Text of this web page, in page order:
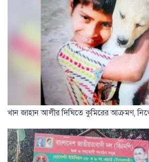
খান জাহান আলীর দিঘিতে কুমিরের আক্রমণ,